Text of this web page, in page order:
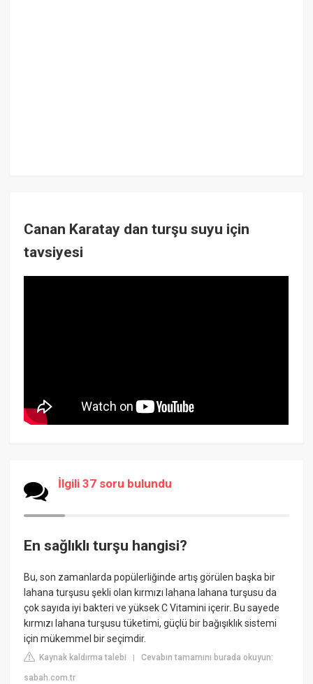
Canan Karatay dan turşu suyu için
tavsiyesi
İlgili 37 soru bulundu
En sağlıklı turşu hangisi?
Bu, son zamanlarda popülerliğinde artış görülen başka bir
lahana turşusu şekli olan kırmızı lahana lahana turşusu da
çok sayıda iyi bakteri ve yüksek C Vitamini içerir. Bu sayede
kırmızı lahana turşusu tüketimi, güçlü bir bağışıklık sistemi
için mükemmel bir seçimdir.
Kaynak kaldırma talebi |Cevabın tamamını burada okuyun:
sabah.com.tr